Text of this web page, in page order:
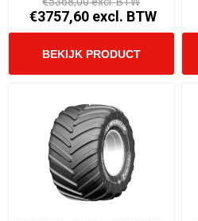
€3757,60 excl. BTW